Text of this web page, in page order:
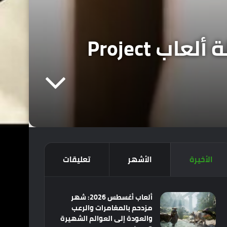
بشكل رسمي : شركة EA تقرر التخلي عن سلسلة ألعاب Project
الأخيرة الأشهر تعليقات
ألعاب أغسطس 2026: شهر
مزدحم بالمغامرات والرعب
والعودة إلى العوالم الشهيرة